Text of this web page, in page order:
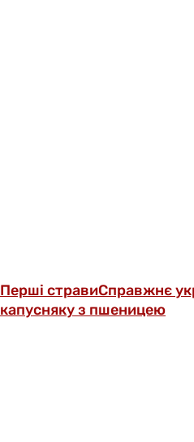
Перші стравиСправжнє
капусняку з пшеницею